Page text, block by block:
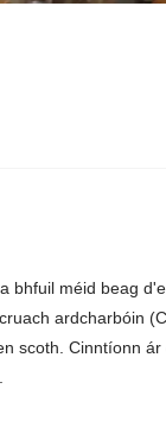
méid beag
ardcharbóin
scoth. Cinntíonn